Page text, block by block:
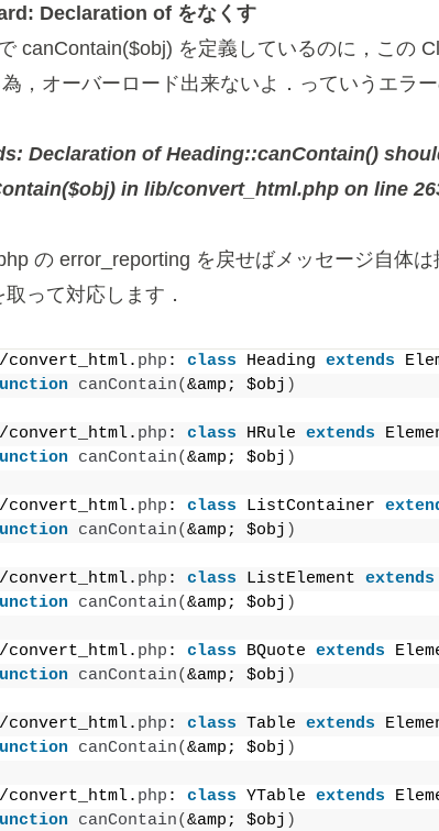
Declaration of をなくす
canContain($obj) を定義しているのに，この
，オーバーロード出来ないよ．っていうエラー
Declaration of Heading::canContain()
in lib/convert_html.php on line
の error_reporting を戻せばメッセージ自体
って対応します．
php : class Heading extends
canContain(&amp; $obj )
php : class HRule extends
canContain(&amp; $obj )
php : class ListContainer
canContain(&amp; $obj )
php : class ListElement extends
canContain(&amp; $obj )
php : class BQuote extends
canContain(&amp; $obj )
php : class Table extends
canContain(&amp; $obj )
php : class YTable extends
canContain(&amp; $obj )